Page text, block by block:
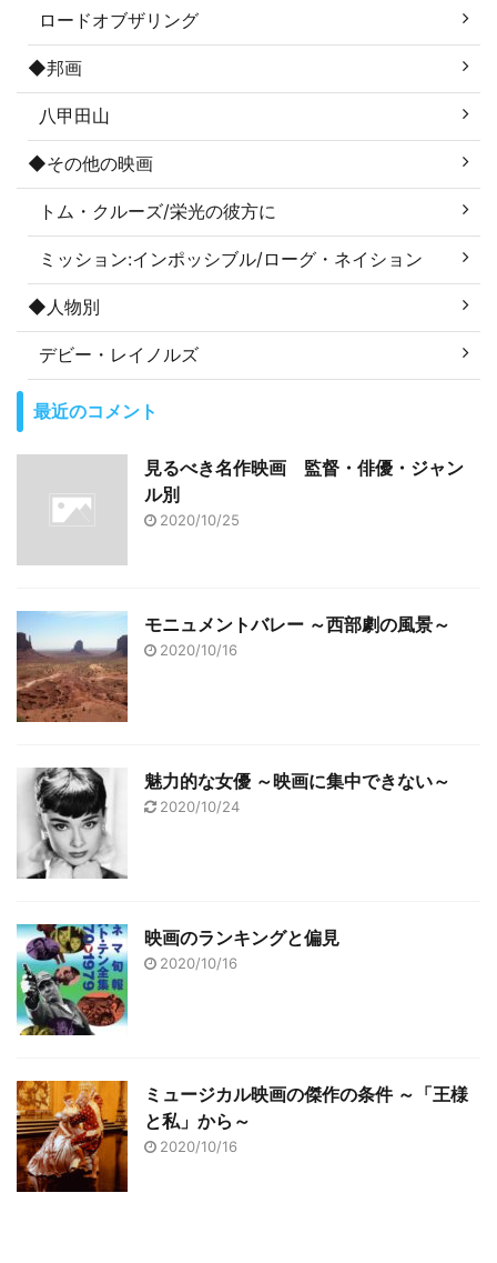
ロードオブザリング
◆邦画
八甲田山
◆その他の映画
トム・クルーズ/栄光の彼方に
ミッション:インポッシブル/ローグ・ネイション
◆人物別
デビー・レイノルズ
最近のコメント
見るべき名作映画 監督・俳優・ジャン
ル別
2020/10/25
モニュメントバレー ～西部劇の風景～
2020/10/16
魅力的な女優 ～映画に集中できない～
2020/10/24
映画のランキングと偏見
2020/10/16
ミュージカル映画の傑作の条件 ～「王様
と私」から～
2020/10/16